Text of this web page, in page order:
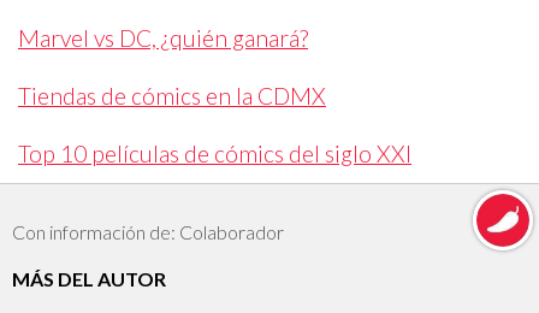
Marvel vs DC, ¿quién ganará?
Tiendas de cómics en la CDMX
Top 10 películas de cómics del siglo XXI
Con información de: Colaborador
MÁS DEL AUTOR